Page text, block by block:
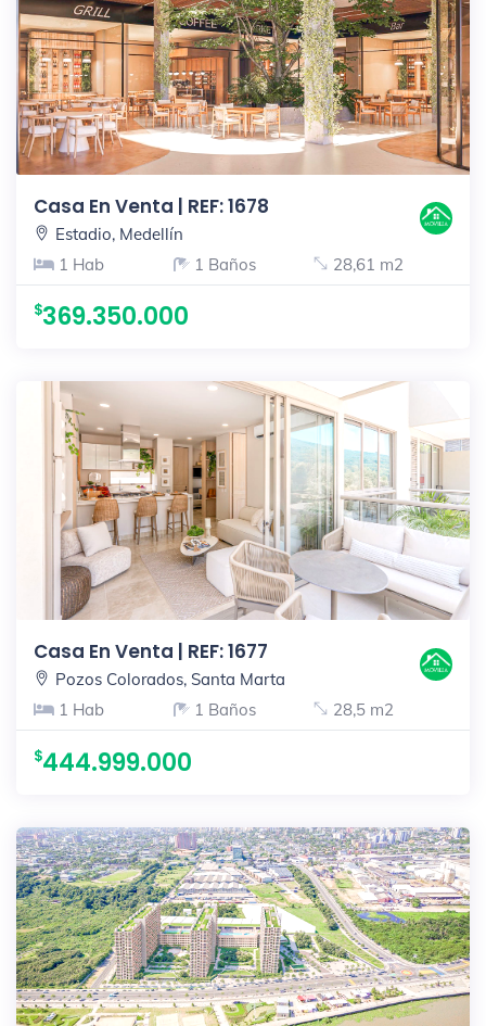
Casa En Venta | REF: 1678
Estadio, Medellín
1 Hab
1 Baños 28,61 m2
369.350.000
Casa En Venta | REF: 1677
Pozos Colorados, Santa Marta
1 Hab
1 Baños 28,5 m2
444.999.000